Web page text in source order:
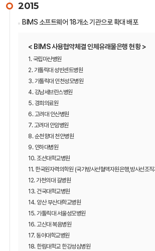
2015
BIMS 소프트웨어 18개소 기관으로 확대 배포
< BIMS 사용협약체결 인체유래물은행 현황 >
1. 국립마산병원
2. 가톨릭대 성빈센트병원
3. 가톨릭대 인천성모병원
4. 강남세브란스병원
5. 경희의료원
6. 고려대 안산병원
7. 고려대 안암병원
8. 순천향대 천안병원
9. 인하대병원
10. 조선대학교병원
11. 한국원자력의학원 (국가방사선혈액자원은행,방사선조
12. 가천의대 길병원
13. 건국대학교병원
14. 양산 부산대학교병원
15. 가톨릭대 서울성모병원
16. 고신대 복음병원
17. 동아대학교병원
18. 한림대학교 한강성심병원